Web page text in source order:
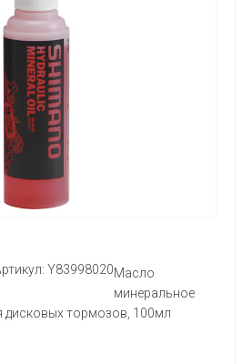
Y83998020Масло
минеральное
дисковых тормозов, 100мл